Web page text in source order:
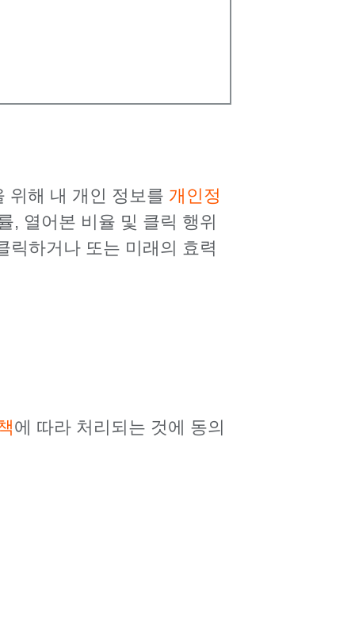
위해 내 개인 정보를 개인정
, 열어본 비율 및 클릭 행위
릭하거나 또는 미래의 효력
에 따라 처리되는 것에 동의